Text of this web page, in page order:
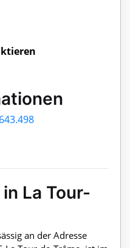
La Tour-
an der Adresse